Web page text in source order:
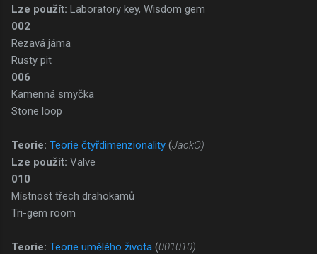
Lze použít: Laboratory key, Wisdom gem
002
Rezavá jáma
Rusty pit
006
Kamenná smyčka
Stone loop
Teorie: Teorie čtyřdimenzionality (JackO)
Lze použít: Valve
010
Místnost třech drahokamů
Tri-gem room
Teorie: Teorie umělého života (001010)